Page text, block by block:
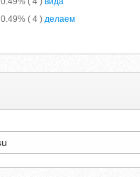
0.49% ( 4 ) делаем